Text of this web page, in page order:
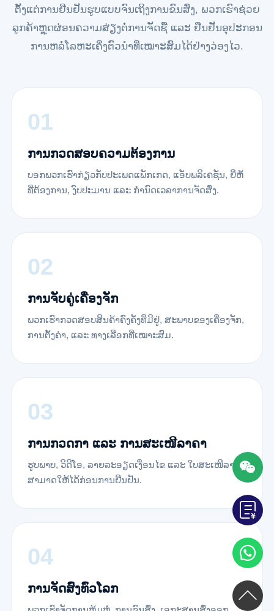
ຕັ້ງແຕ່ການຢືນຢັນຮູບແບບຈົນເຖິງການຂົນສົ່ງ, ພວກເຮົາຊ່ວຍ
ລູກຄ້າຫຼຸດຜ່ອນຄວາມສ່ຽງຕໍ່ການຈັດຊື້ ແລະ ຢືນຢັນອຸປະກອນ
ການຫລໍ່ໂລຫະເຄິ່ງຕົວນຳທີ່ເໝາະສົມໄດ້ຢ່າງວ່ອງໄວ.
ການກວດສອບຄວາມຕ້ອງການ
ບອກພວກເຮົາກ່ຽວກັບປະເພດແພັກເກດ, ແອັບພລິເຄຊັນ, ຍີ່ຫໍ້
ທີ່ຕ້ອງການ, ງົບປະມານ ແລະ ກຳນົດເວລາການຈັດສົ່ງ.
ການຈັບຄູ່ເຄື່ອງຈັກ
ພວກເຮົາກວດສອບສິນຄ້າຄົງຄັງທີ່ມີຢູ່, ສະພາບຂອງເຄື່ອງຈັກ,
ການຕັ້ງຄ່າ, ແລະ ທາງເລືອກທີ່ເໝາະສົມ.
ການກວດກາ ແລະ ການສະເໜີລາຄາ
ຮູບພາບ, ວິດີໂອ, ລາຍລະອຽດເງື່ອນໄຂ ແລະ ໃບສະເໜີລາຄາ
ສາມາດໃຫ້ໄດ້ກ່ອນການຢືນຢັນ.
ການຈັດສົ່ງທົ່ວໂລກ